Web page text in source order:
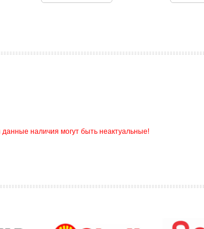
наличия могут быть неактуальные!